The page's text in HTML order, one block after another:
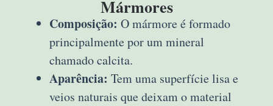
Mármores
Composição: O mármore é formado
principalmente por um mineral
chamado calcita.
Aparência: Tem uma superfície lisa e
veios naturais que deixam o material